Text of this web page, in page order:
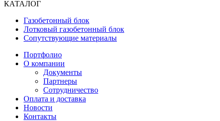
КАТАЛОГ
Газобетонный блок
Лотковый газобетонный блок
Сопутствующие материалы
Портфолио
О компании
Документы
Партнеры
Сотрудничество
Оплата и доставка
Новости
Контакты